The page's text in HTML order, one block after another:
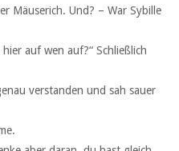
Mäuserich. Und? – War Sybille
auf wen auf?“ Schließlich
verstanden und sah sauer